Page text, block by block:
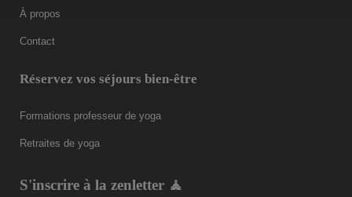
À propos
Contact
Réservez vos séjours bien-être
Formations professeur de yoga
Retraites de yoga
S'inscrire à la zenletter 🧘